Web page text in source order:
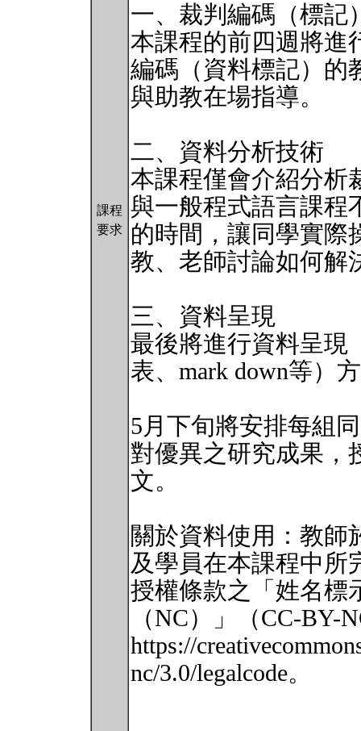
課程
要求
一、裁判編碼（標記
本課程的前四週將進
編碼（資料標記）的
與助教在場指導。
二、資料分析技術
本課程僅會介紹分析
與一般程式語言課程
的時間，讓同學實際
教、老師討論如何解
三、資料呈現
最後將進行資料呈現
表、mark down等）
5月下旬將安排每組
對優異之研究成果，
文。
關於資料使用：教師
及學員在本課程中所
授權條款之「姓名標
（NC）」（CC-BY-
https://
nc/3.0/legalcode。